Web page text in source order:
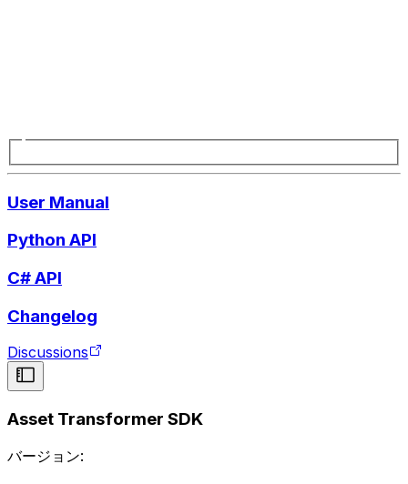
User Manual
Python API
C# API
Changelog
Discussions
Asset Transformer SDK
バージョン: